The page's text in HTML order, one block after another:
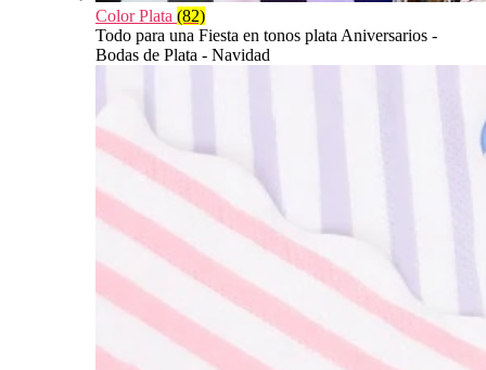
Color Plata (82)
Todo para una Fiesta en tonos plata Aniversarios -
Bodas de Plata - Navidad